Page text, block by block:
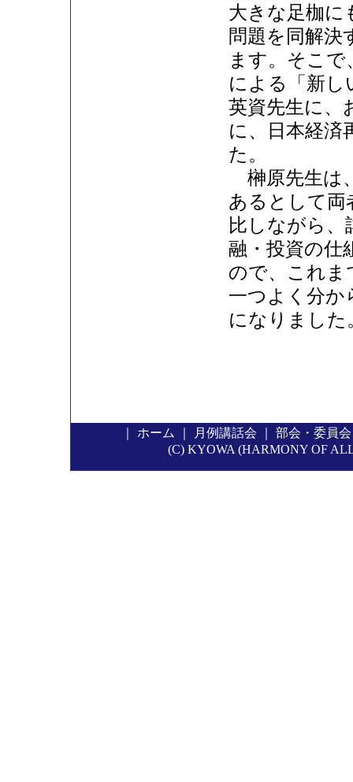
大きな足枷に
問題を同解決
ます。そこ
による「新し
英資先生に、
に、日本経済
た。
榊原先生は
あるとして両
比しながら、
融・投資の仕
ので、これま
一つよく分か
になりました
ホーム 月例講話会 部会・委員会
(C) KYOWA (HARMONY OF